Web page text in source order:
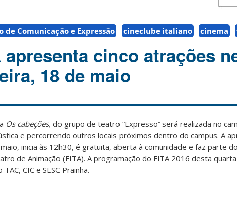
de Comunicação e Expressão cineclube italiano cinema
apresenta cinco atrações
18 de maio
Os cabeções, do grupo de teatro “Expresso” será realizada no
e percorrendo outros locais próximos dentro do campus. A
inicia às 12h30, é gratuita, aberta à comunidade e faz parte
de Animação (FITA). A programação do FITA 2016 desta
CIC e SESC Prainha.